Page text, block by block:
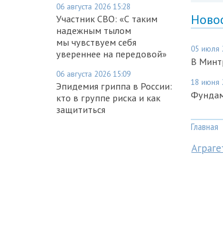
06 августа 2026 15:28
Участник СВО: «С таким
надежным тылом
мы чувствуем себя
увереннее на передовой»
06 августа 2026 15:09
Эпидемия гриппа в России:
кто в группе риска и как
защититься
05 июля
В
18 июня
Главная